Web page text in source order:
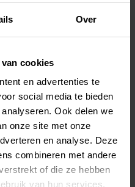
Over
cookies
en advertenties te
social media te bieden
Ook delen we
onze site met onze
en analyse. Deze
combineren met andere
of die ze hebben
van hun services.
voor honden bij de
vaatwasbestendig
Lola van
kleine honden en
Net als bij baby’s
geïrriteerd bij het
Als gevolg
in:(2 weken)
Elke